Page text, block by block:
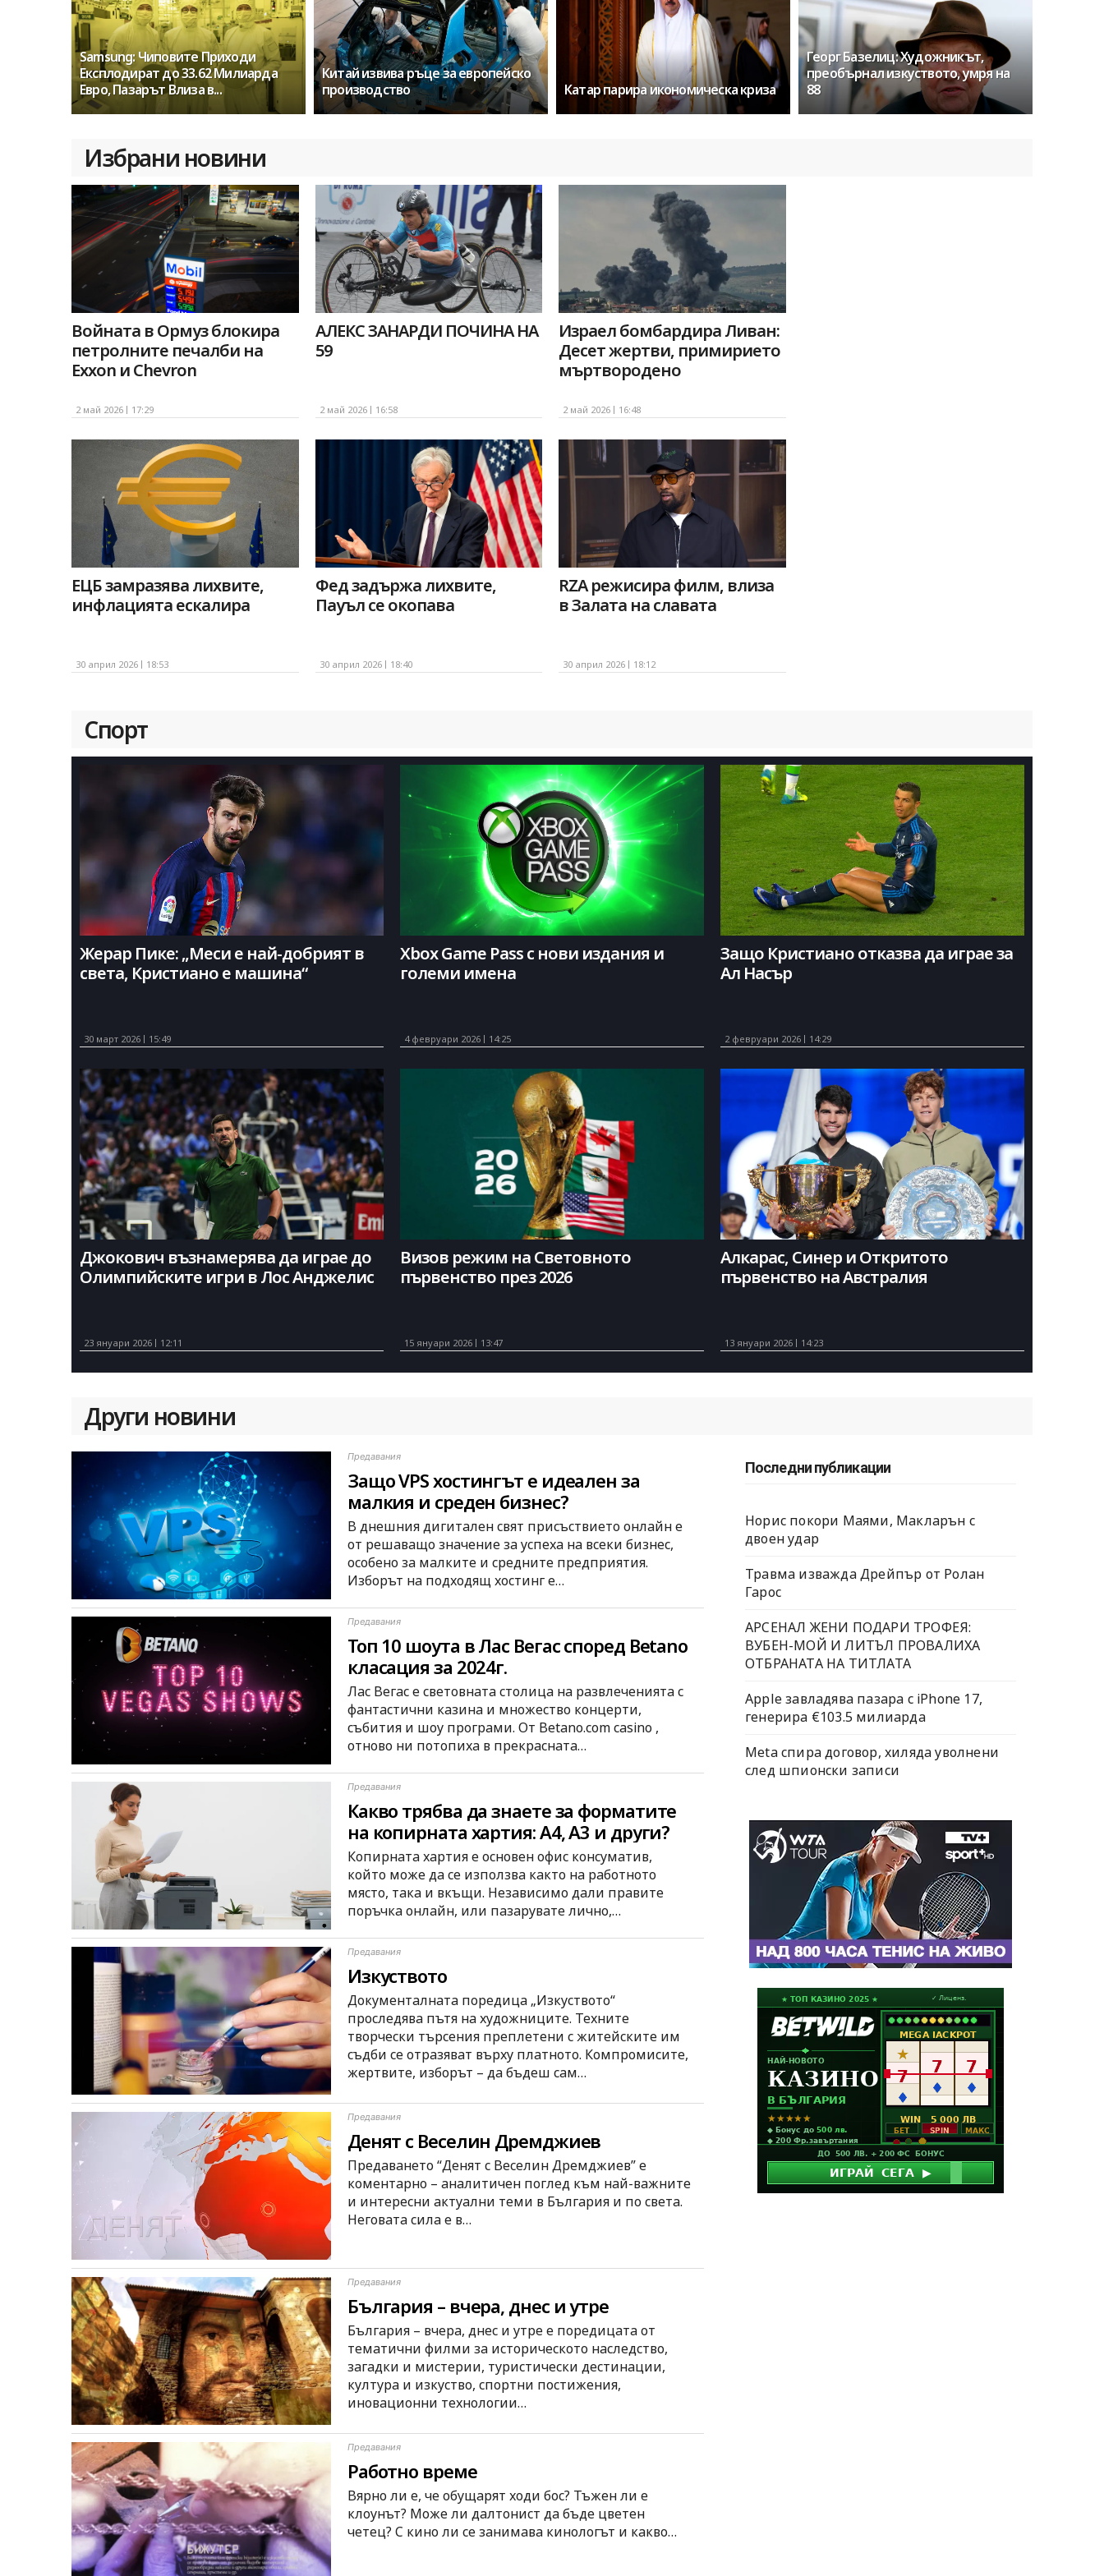
Samsung: Чиповите Приходи
Експлодират до 33.62 Милиарда
Евро, Пазарът Влиза в...
Китай извива ръце за европейско
производство
Катар парира икономическа криза
Георг Базелиц: Художникът,
преобърнал изкуството, умря на
88
Избрани новини
Войната в Ормуз блокира
петролните печалби на
Exxon и Chevron
2 май 2026 17:29
АЛЕКС ЗАНАРДИ ПОЧИНА НА
59
2 май 2026 16:58
Израел бомбардира Ливан:
Десет жертви, примирието
мъртвородено
2 май 2026 16:48
ЕЦБ замразява лихвите,
инфлацията ескалира
30 април 2026 18:53
Фед задържа лихвите,
Пауъл се окопава
30 април 2026 18:40
RZA режисира филм, влиза
в Залата на славата
30 април 2026 18:12
Спорт
Жерар Пике: „Меси е най-добрият в
света, Кристиано е машина“
30 март 2026 15:49
Xbox Game Pass с нови издания и
големи имена
4 февруари 2026 14:25
Защо Кристиано отказва да играе за
Ал Насър
2 февруари 2026 14:29
Джокович възнамерява да играе до
Олимпийските игри в Лос Анджелис
23 януари 2026 12:11
Визов режим на Световното
първенство през 2026
15 януари 2026 13:47
Алкарас, Синер и Откритото
първенство на Австралия
13 януари 2026 14:23
Други новини
Предавания
Защо VPS хостингът е идеален за
малкия и среден бизнес?
В днешния дигитален свят присъствието онлайн е
от решаващо значение за успеха на всеки бизнес,
особено за малките и средните предприятия.
Изборът на подходящ хостинг е…
Предавания
Топ 10 шоута в Лас Вегас според Betano
класация за 2024г.
Лас Вегас е световната столица на развлеченията с
фантастични казина и множество концерти,
събития и шоу програми. От Betano.com casino ,
отново ни потопиха в прекрасната…
Предавания
Какво трябва да знаете за форматите
на копирната хартия: A4, A3 и други?
Копирната хартия е основен офис консуматив,
който може да се използва както на работното
място, така и вкъщи. Независимо дали правите
поръчка онлайн, или пазарувате лично,…
Предавания
Изкуството
Документалната поредица „Изкуството“
проследява пътя на художниците. Техните
творчески търсения преплетени с житейските им
съдби се отразяват върху платното. Компромисите,
жертвите, изборът – да бъдеш сам…
Предавания
Денят с Веселин Дремджиев
Предаването “Денят с Веселин Дремджиев” е
коментарно – аналитичен поглед към най-важните
и интересни актуални теми в България и по света.
Неговата сила е в…
Предавания
България – вчера, днес и утре
България – вчера, днес и утре е поредицата от
тематични филми за историческото наследство,
загадки и мистерии, туристически дестинации,
култура и изкуство, спортни постижения,
иновационни технологии…
Предавания
Работно време
Вярно ли е, че обущарят ходи бос? Тъжен ли е
клоунът? Може ли далтонист да бъде цветен
четец? С кино ли се занимава кинологът и какво…
Последни публикации
Норис покори Маями, Макларън с
двоен удар
Травма изважда Дрейпър от Ролан
Гарос
АРСЕНАЛ ЖЕНИ ПОДАРИ ТРОФЕЯ:
ВУБЕН-МОЙ И ЛИТЪЛ ПРОВАЛИХА
ОТБРАНАТА НА ТИТЛАТА
Apple завладява пазара с iPhone 17,
генерира €103.5 милиарда
Meta спира договор, хиляда уволнени
след шпионски записи